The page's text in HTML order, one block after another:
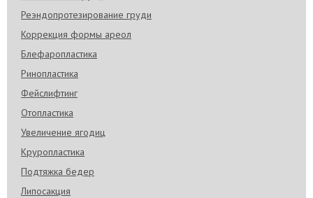
Реэндопротезирование груди
Коррекция формы ареол
Блефаропластика
Ринопластика
Фейслифтинг
Отопластика
Увеличение ягодиц
Круропластика
Подтяжка бедер
Липосакция